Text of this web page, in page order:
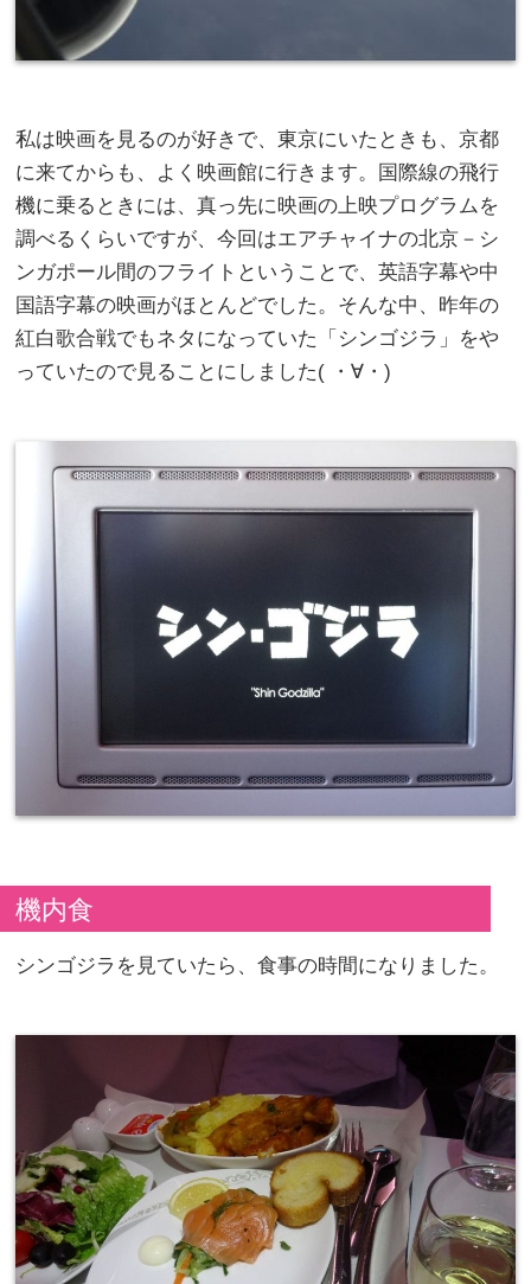
私は映画を見るのが好きで、東京にいたときも、京都
に来てからも、よく映画館に行きます。国際線の飛行
機に乗るときには、真っ先に映画の上映プログラムを
調べるくらいですが、今回はエアチャイナの北京－シ
ンガポール間のフライトということで、英語字幕や中
国語字幕の映画がほとんどでした。そんな中、昨年の
紅白歌合戦でもネタになっていた「シンゴジラ」をや
っていたので見ることにしました( ・∀・)
機内食
シンゴジラを見ていたら、食事の時間になりました。